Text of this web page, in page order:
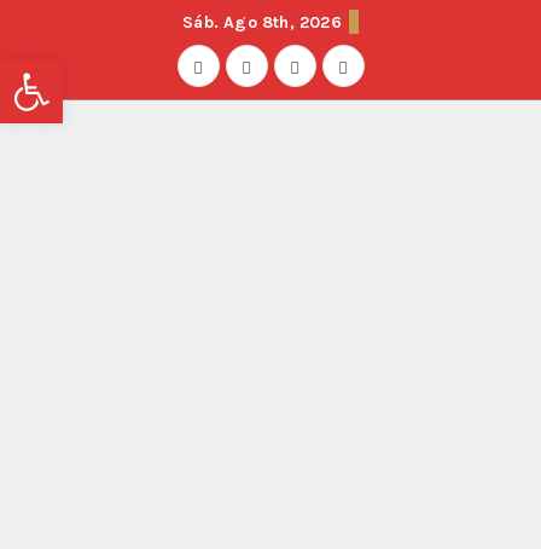
Sáb. Ago 8th, 2026
Abrir barra de herramientas